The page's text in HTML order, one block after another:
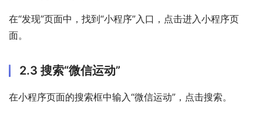
在“发现”页面中，找到“小程序”入口，点击进入小程序页
面。
2.3 搜索“微信运动”
在小程序页面的搜索框中输入“微信运动”，点击搜索。